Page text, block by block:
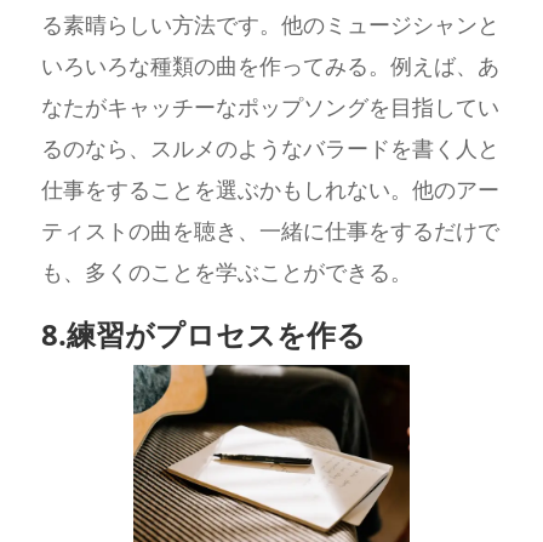
る素晴らしい方法です。他のミュージシャンと
いろいろな種類の曲を作ってみる。例えば、あ
なたがキャッチーなポップソングを目指してい
るのなら、スルメのようなバラードを書く人と
仕事をすることを選ぶかもしれない。他のアー
ティストの曲を聴き、一緒に仕事をするだけで
も、多くのことを学ぶことができる。
8.練習がプロセスを作る